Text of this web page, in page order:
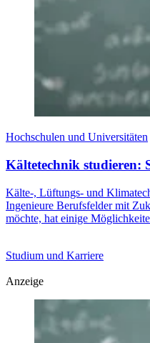
Hochschulen und Universitäten
Kältetechnik studieren:
Kälte-, Lüftungs- und
Ingenieure Berufsfelder mit
möchte, hat einige
Studium und Karriere
Anzeige